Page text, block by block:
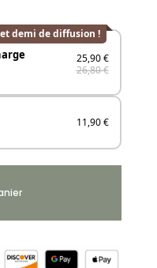
et demi de diffusion !
25,90 €
26,80 €
11,90 €